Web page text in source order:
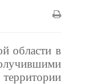
области в